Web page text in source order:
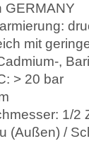
GERMANY
mit
,
> 20 bar
1/2
(Außen) /